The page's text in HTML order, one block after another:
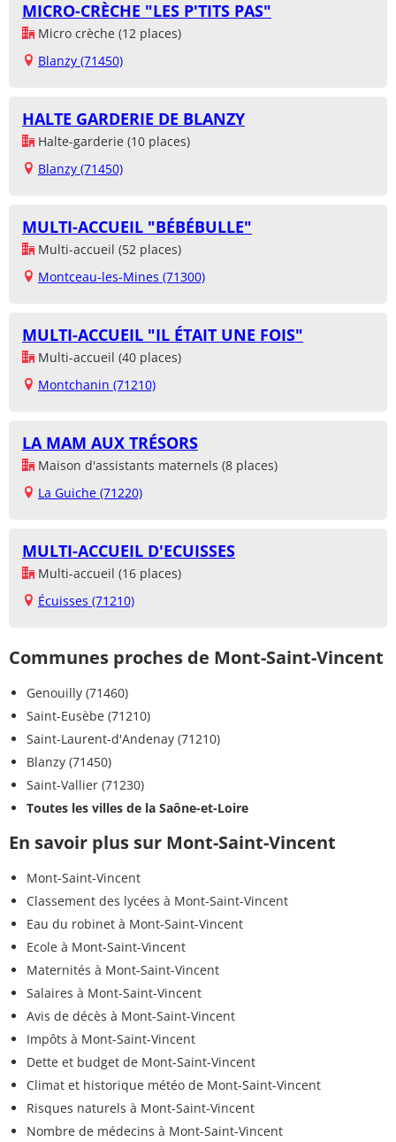
MICRO-CRÈCHE "LES P'TITS PAS"
Micro crèche (12 places)
Blanzy (71450)
HALTE GARDERIE DE BLANZY
Halte-garderie (10 places)
Blanzy (71450)
MULTI-ACCUEIL "BÉBÉBULLE"
Multi-accueil (52 places)
Montceau-les-Mines (71300)
MULTI-ACCUEIL "IL ÉTAIT UNE FOIS"
Multi-accueil (40 places)
Montchanin (71210)
LA MAM AUX TRÉSORS
Maison d'assistants maternels (8 places)
La Guiche (71220)
MULTI-ACCUEIL D'ECUISSES
Multi-accueil (16 places)
Écuisses (71210)
Communes proches de Mont-Saint-Vincent
Genouilly (71460)
Saint-Eusèbe (71210)
Saint-Laurent-d'Andenay (71210)
Blanzy (71450)
Saint-Vallier (71230)
Toutes les villes de la Saône-et-Loire
En savoir plus sur Mont-Saint-Vincent
Mont-Saint-Vincent
Classement des lycées à Mont-Saint-Vincent
Eau du robinet à Mont-Saint-Vincent
Ecole à Mont-Saint-Vincent
Maternités à Mont-Saint-Vincent
Salaires à Mont-Saint-Vincent
Avis de décès à Mont-Saint-Vincent
Impôts à Mont-Saint-Vincent
Dette et budget de Mont-Saint-Vincent
Climat et historique météo de Mont-Saint-Vincent
Risques naturels à Mont-Saint-Vincent
Nombre de médecins à Mont-Saint-Vincent